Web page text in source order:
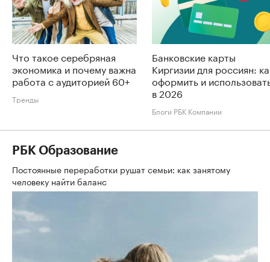
Что такое серебряная
экономика и почему важна
работа с аудиторией 60+
Тренды
Банковские карты
Киргизии для россиян:
оформить и
в 2026
Блоги РБК Компании
РБК Образование
Постоянные переработки рушат семьи: как занятому
человеку найти баланс